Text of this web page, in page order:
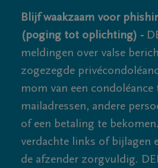
Blijf waakzaam voor
(poging tot oplichting) -
meldingen over valse
zogezegde
mom van een
mailadressen, andere
of een betaling te
verdachte links of bijlagen
de afzender zorgvuldig.